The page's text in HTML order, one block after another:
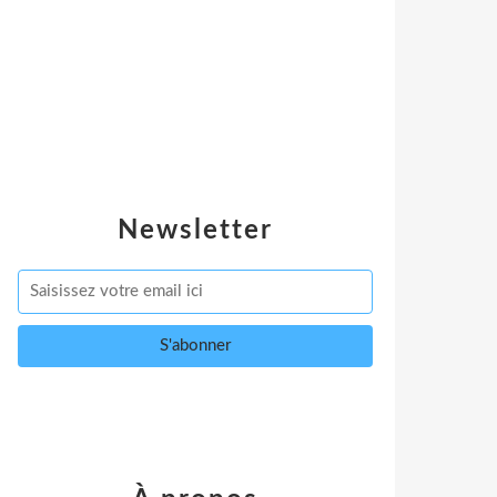
Newsletter